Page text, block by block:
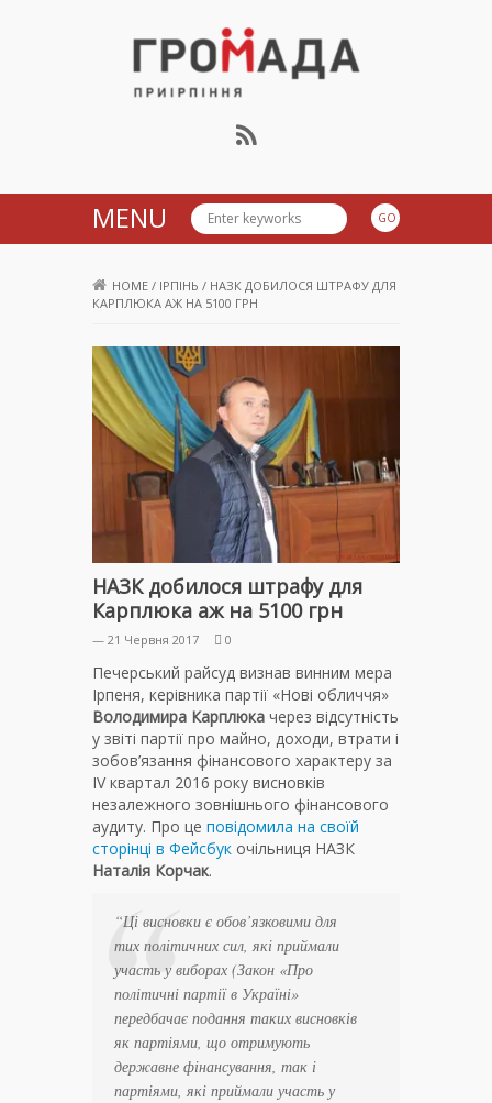
Громада Приірпіння
MENU
HOME / ІРПІНЬ / НАЗК ДОБИЛОСЯ ШТРАФУ ДЛЯ
КАРПЛЮКА АЖ НА 5100 ГРН
НАЗК добилося штрафу для
Карплюка аж на 5100 грн
— 21 Червня 2017 0
Печерський райсуд визнав винним мера
Ірпеня, керівника партії «Нові обличчя»
Володимира Карплюка через відсутність
у звіті партії про майно, доходи, втрати і
зобов’язання фінансового характеру за
IV квартал 2016 року висновків
незалежного зовнішнього фінансового
аудиту. Про це повідомила на своїй
сторінці в Фейсбук очільниця НАЗК
Наталія Корчак.
“Ці висновки є обов’язковими для
тих політичних сил, які приймали
участь у виборах (Закон «Про
політичні партії в Україні»
передбачає подання таких висновків
як партіями, що отримують
державне фінансування, так і
партіями, які приймали участь у